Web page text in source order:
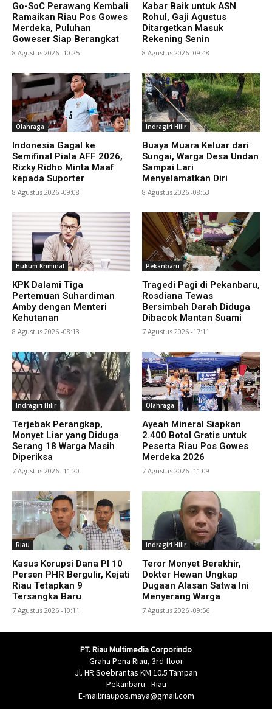
Go-SoC Perawang Kembali
Ramaikan Riau Pos Gowes
Merdeka, Puluhan
Goweser Siap Berangkat
8 Agustus 2026 -10:25
Kabar Baik untuk ASN
Rohul, Gaji Agustus
Ditargetkan Masuk
Rekening Senin
8 Agustus 2026 -09:48
Olahraga
Indonesia Gagal ke
Semifinal Piala AFF 2026,
Rizky Ridho Minta Maaf
kepada Suporter
8 Agustus 2026 -09:08
Indragiri Hilir
Buaya Muara Keluar dari
Sungai, Warga Desa Undan
Sampai Lari
Menyelamatkan Diri
8 Agustus 2026 -08:53
Hukum Kriminal
KPK Dalami Tiga
Pertemuan Suhardiman
Amby dengan Menteri
Kehutanan
8 Agustus 2026 -08:13
Pekanbaru
Tragedi Pagi di Pekanbaru,
Rosdiana Tewas
Bersimbah Darah Diduga
Dibacok Mantan Suami
7 Agustus 2026 -17:11
Indragiri Hilir
Terjebak Perangkap,
Monyet Liar yang Diduga
Serang 18 Warga Masih
Diperiksa
7 Agustus 2026 -11:20
Olahraga
Ayeah Mineral Siapkan
2.400 Botol Gratis untuk
Peserta Riau Pos Gowes
Merdeka 2026
7 Agustus 2026 -11:09
Riau
Kasus Korupsi Dana PI 10
Persen PHR Bergulir, Kejati
Riau Tetapkan 9
Tersangka Baru
7 Agustus 2026 -10:11
Indragiri Hilir
Teror Monyet Berakhir,
Dokter Hewan Ungkap
Dugaan Alasan Satwa Ini
Menyerang Warga
7 Agustus 2026 -09:56
PT. Riau Multimedia Corporindo
Graha Pena Riau, 3rd floor
Jl. HR Soebrantas KM 10.5 Tampan
Pekanbaru - Riau
E-mail:riaupos.maya@gmail.com